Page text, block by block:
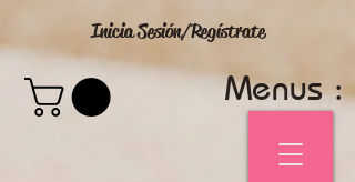
Inicia Sesión/Regístrate
Menus :